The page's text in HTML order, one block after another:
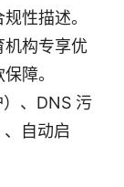
性描述。
构专享优
障。
、DNS 污
自动启